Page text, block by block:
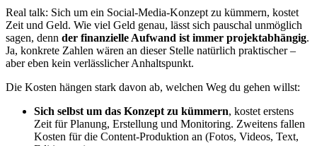
Real talk: Sich um ein Social-Media-Konzept zu kümmern, kostet
Zeit und Geld. Wie viel Geld genau, lässt sich pauschal unmöglich
sagen, denn der finanzielle Aufwand ist immer projektabhängig.
Ja, konkrete Zahlen wären an dieser Stelle natürlich praktischer –
aber eben kein verlässlicher Anhaltspunkt.
Die Kosten hängen stark davon ab, welchen Weg du gehen willst:
Sich selbst um das Konzept zu kümmern, kostet erstens
Zeit für Planung, Erstellung und Monitoring. Zweitens fallen
Kosten für die Content-Produktion an (Fotos, Videos, Text,